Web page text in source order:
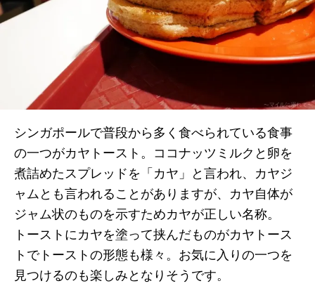
シンガポールで普段から多く食べられている食事
の一つがカヤトースト。ココナッツミルクと卵を
煮詰めたスプレッドを「カヤ」と言われ、カヤジ
ャムとも言われることがありますが、カヤ自体が
ジャム状のものを示すためカヤが正しい名称。
トーストにカヤを塗って挟んだものがカヤトース
トでトーストの形態も様々。お気に入りの一つを
見つけるのも楽しみとなりそうです。